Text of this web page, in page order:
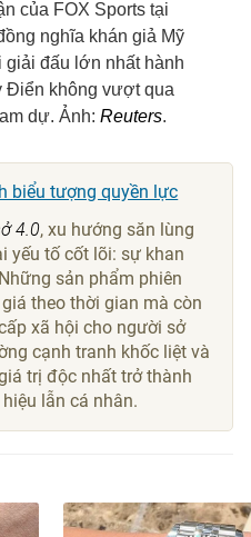
của FOX Sports tại
nghĩa khán giả Mỹ
giải đấu lớn nhất hành
Điển không vượt qua
dự. Ảnh:Reuters.
biểu tượng quyền lực
4.0, xu hướng săn lùng
yếu tố cốt lõi: sự khan
sản phẩm phiên
theo thời gian mà còn
xã hội cho người sở
cạnh tranh khốc liệt và
trị độc nhất trở thành
lẫn cá nhân.